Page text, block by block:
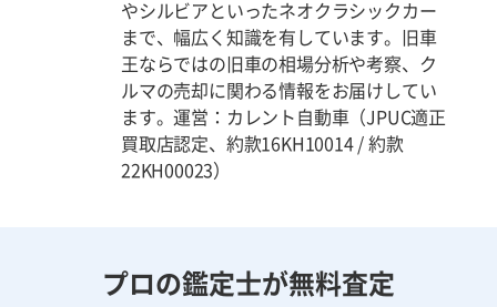
やシルビアといったネオクラシックカー
まで、幅広く知識を有しています。旧車
王ならではの旧車の相場分析や考察、ク
ルマの売却に関わる情報をお届けしてい
ます。運営：カレント自動車（JPUC適正
買取店認定、約款16KH10014 / 約款
22KH00023）
プロの鑑定士が無料査定